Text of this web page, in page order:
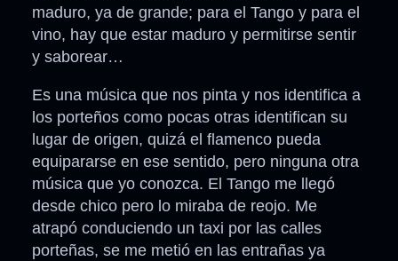
maduro, ya de grande; para el Tango y para el
vino, hay que estar maduro y permitirse sentir
y saborear…
Es una música que nos pinta y nos identifica a
los porteños como pocas otras identifican su
lugar de origen, quizá el flamenco pueda
equipararse en ese sentido, pero ninguna otra
música que yo conozca. El Tango me llegó
desde chico pero lo miraba de reojo. Me
atrapó conduciendo un taxi por las calles
porteñas, se me metió en las entrañas ya